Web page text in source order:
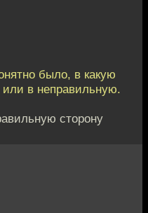
было, в какую
в неправильную.
сторону